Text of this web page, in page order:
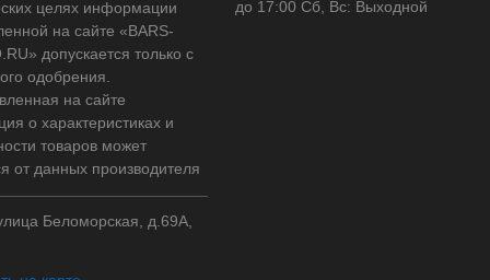
целях информации
на сайте «BARS-
допускается только с
одобрения.
на сайте
о характеристиках и
товаров может
от данных производителя
Беломорская, д.69А,
до 17:00 Сб, Вс: Выходной